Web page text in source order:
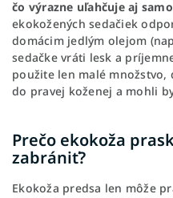
čo výrazne uľahčuje aj
ekokožených sedačiek
domácim jedlým olejom
sedačke vráti lesk a
použite len malé množstvo,
do pravej koženej a mohli
Prečo ekokoža
zabrániť?
Ekokoža predsa len môže